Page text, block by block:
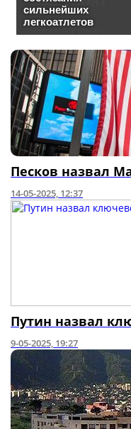
Песков назвал
14-05-2025, 12:37
Путин назвал
9-05-2025, 19:27